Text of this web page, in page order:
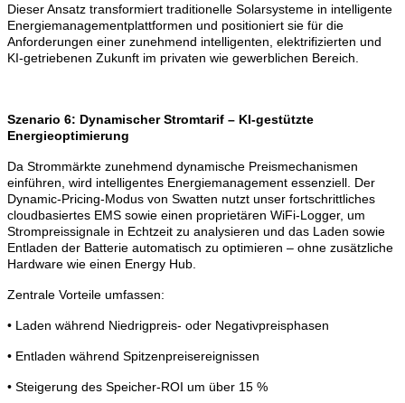
Dieser Ansatz transformiert traditionelle Solarsysteme in intelligente
Energiemanagementplattformen und positioniert sie für die
Anforderungen einer zunehmend intelligenten, elektrifizierten und
KI-getriebenen Zukunft im privaten wie gewerblichen Bereich.
Szenario 6: Dynamischer Stromtarif – KI-gestützte
Energieoptimierung
Da Strommärkte zunehmend dynamische Preismechanismen
einführen, wird intelligentes Energiemanagement essenziell. Der
Dynamic-Pricing-Modus von Swatten nutzt unser fortschrittliches
cloudbasiertes EMS sowie einen proprietären WiFi-Logger, um
Strompreissignale in Echtzeit zu analysieren und das Laden sowie
Entladen der Batterie automatisch zu optimieren – ohne zusätzliche
Hardware wie einen Energy Hub.
Zentrale Vorteile umfassen:
• Laden während Niedrigpreis- oder Negativpreisphasen
• Entladen während Spitzenpreisereignissen
• Steigerung des Speicher-ROI um über 15 %